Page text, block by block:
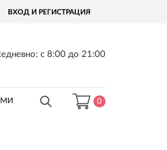
ВХОД И РЕГИСТРАЦИЯ
с 8:00 до 21:00
0